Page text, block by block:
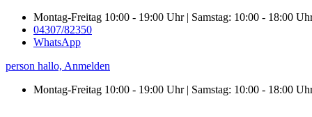
Montag-Freitag 10:00 - 19:00 Uhr | Samstag: 10:00 - 18:00
04307/82350
WhatsApp
person hallo, Anmelden
Montag-Freitag 10:00 - 19:00 Uhr | Samstag: 10:00 - 18:00